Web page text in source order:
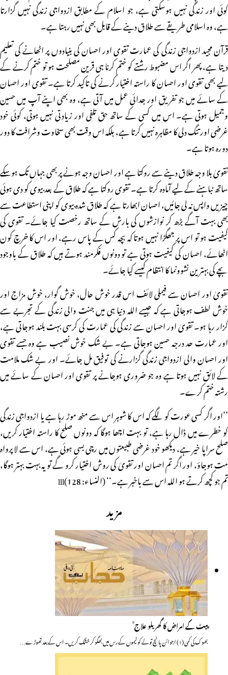
کوئی اور زندگی نہیں ہوسکتی ہے، جو اسلام کے مطابق ازدواجی زندگی نہیں گزارتا
ہے، وہ اسلامی طریقے سے طلاق دینے کے قابل بھی نہیں رہتا ہے۔
قرآن مجید ازدواجی زندگی کی عمارت تقوی اور احسان کی بنیادوں پر اٹھانے کی تعلیم
دیتا ہے، پھر اگر اس مضبوط رشتے کو ختم کرنا ہی قرین مصلحت ہو تو ختم کرنے کے
لیے بھی تقوی اور احسان کا راستہ اختیار کرنے کی تاکید کرتا ہے۔ تقوی اور احسان
کے سائے میں جو تفریق اور جدائی عمل میں آتی ہے، وہ بھی اپنے آپ میں حسین
وجمیل ہوتی ہے۔ اس میں کسی کے ساتھ حق تلفی اور زیادتی نہیں ہوتی، کوئی خود
غرضی اور تنگ دلی کا مظاہرہ نہیں کرتا ہے، بلکہ اس وقت بھی سخاوت وشرافت کا دور
دورہ ہوتا ہے۔
تقویٰ بلا وجہ طلاق دینے سے روکتا ہے اور احسان وجہ ہونے پر بھی جہاں تک ہوسکے
ساتھ نباہنے کے لیے آمادہ کرتا ہے۔ تقوی روکتا ہے کہ طلاق کے بعد بیوی کو دی ہوئی
چیزیں واپس نہ لی جائیں، احسان ابھارتا ہے کہ طلاق شدہ بیوی کو اپنی استطاعت سے
بھی بہت آگے بڑھ کر نوازشوں کی بارش کے ساتھ رخصت کیا جائے۔ تقوی کی
کیفیت ہو تو اس پر جھگڑا نہیں ہوتا کہ بچہ کس کے پاس رہے، اور اس کا خرچ کون
اٹھائے، احسان کی کیفیت ہوتی ہے تو دونوں فکرمند ہوتے ہیں کہ طلاق کے باوجود
بچے کی بہترین نشوونما کا انتظام کیسے کیا جائے۔
تقویٰ اور احسان سے فیملی لائف اس قدر خوش حال، خوش گوار، خوش مزاج اور
خوش لطف ہوجاتی ہے کہ جیسے اللہ دنیا ہی میں جنت والی زندگی کے تجربے سے
گزار رہا ہو۔ تقویٰ اور احسان سے زندگی کی عمارت کی کرسی بہت بلند ہوجاتی ہے،
اور عمارت حد درجہ حسین ہوجاتی ہے۔ بے شک خوش نصیب ہے وہ جسے تقوی
اور احسان والی ازدواجی زندگی گزارنے کی توفیق مل جائے۔ اور بے شک ملامت
کے لائق نہیں ہوتا ہے وہ جو ضروری ہوجانے پر تقوی اور احسان کے سائے میں
رشتہ ختم کرے۔
’’اور اگر کسی عورت کو لگے کہ اس کا شوہر اس سے منھ موڑ رہا ہے یا ازدواجی زندگی
کو خطرے میں ڈال رہا ہے، تو بہت اچھا ہوگا کہ دونوں صلح کا راستہ اختیار کریں،
صلح سراپا خیر ہے، دیکھو خود غرضی طبیعتوں میں رچی بسی ہوئی ہے، اس سے لا پرواہ
مت ہوجاؤ، اور اگر تم احسان اور تقویٰ کی روش اختیار کرو گے تو یہ بہت بہتر ہوگا،
تم جو کچھ کرتے ہو اللہ اس سے باخبر ہے۔‘‘ (النساء: 128)lll
مزید
پیٹ کے امراض کا گھریلو علاج ؒ
بھوک کی کمی (۱) اجوائن پانچ تولے کو لیموں کے رس میں بھگو کر خشک کریں۔ اس کے بعد تھوڑے…